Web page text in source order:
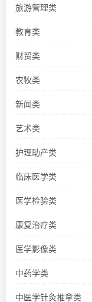
旅游管理类
教育类
财贸类
农牧类
新闻类
艺术类
护理助产类
临床医学类
医学检验类
康复治疗类
医学影像类
中药学类
中医学针灸推拿类